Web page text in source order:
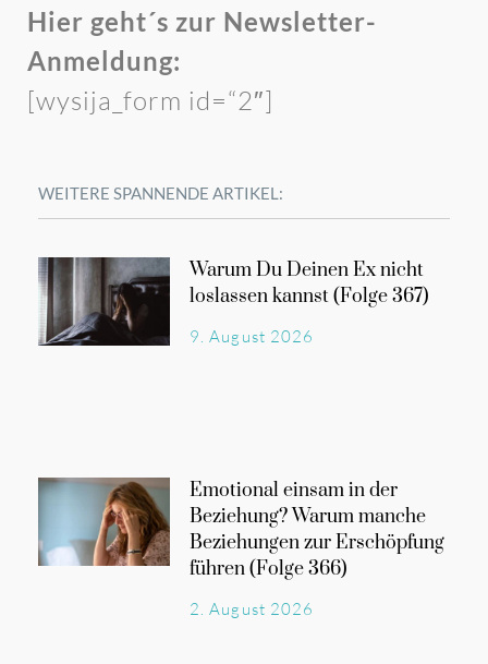
Hier geht´s zur Newsletter-
Anmeldung:
[wysija_form id=“2″]
WEITERE SPANNENDE ARTIKEL:
Warum Du Deinen Ex nicht
loslassen kannst (Folge 367)
9. August 2026
Emotional einsam in der
Beziehung? Warum manche
Beziehungen zur Erschöpfung
führen (Folge 366)
2. August 2026